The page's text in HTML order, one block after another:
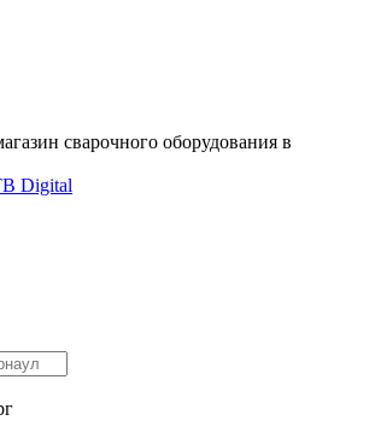
сварочного оборудования в
Digital